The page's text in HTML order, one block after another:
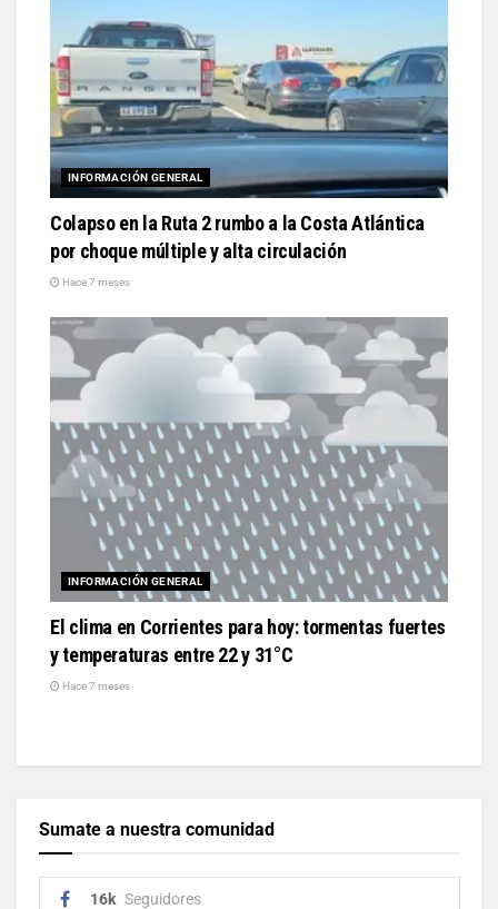
INFORMACIÓN GENERAL
Colapso en la Ruta 2 rumbo a la Costa Atlántica
por choque múltiple y alta circulación
Hace 7 meses
INFORMACIÓN GENERAL
El clima en Corrientes para hoy: tormentas fuertes
y temperaturas entre 22 y 31°C
Hace 7 meses
Sumate a nuestra comunidad
16k Seguidores